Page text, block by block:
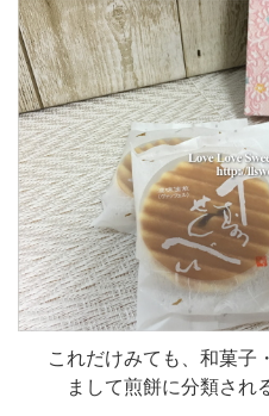
これだけみても、和菓子
まして煎餅に分類され